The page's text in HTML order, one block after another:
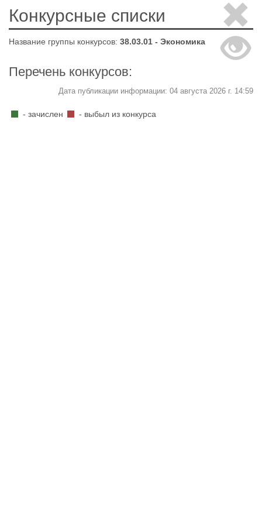
Конкурсные списки
Название группы конкурсов: 38.03.01 - Экономика
Перечень конкурсов:
Дата публикации информации: 04 августа 2026 г. 14:59
- зачислен - выбыл из конкурса